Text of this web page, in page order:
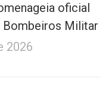
oficial
Bombeiros Militar
2026